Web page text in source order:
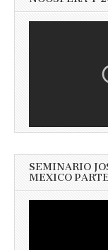
SEMINARIO
MEXICO